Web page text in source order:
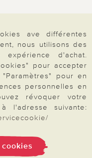
ave différentes
nous utilisons des
d'achat.
pour accepter
pour en
personnelles en
révoquer votre
l'adresse suivante: